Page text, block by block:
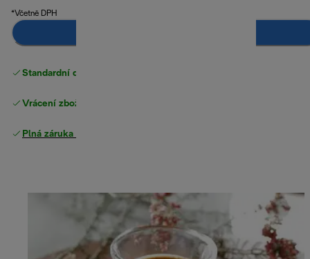
*Včetně DPH
Standardní doručení zdarma
Vrácení zboží zdarma
Plná záruka výrobce